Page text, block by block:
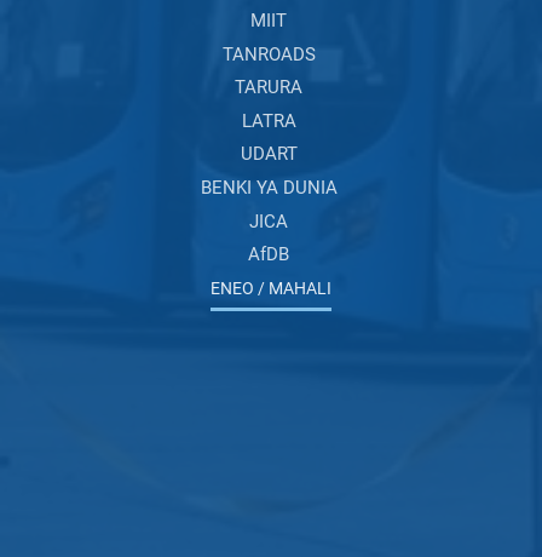
MIIT
TANROADS
TARURA
LATRA
UDART
BENKI YA DUNIA
JICA
AfDB
ENEO / MAHALI